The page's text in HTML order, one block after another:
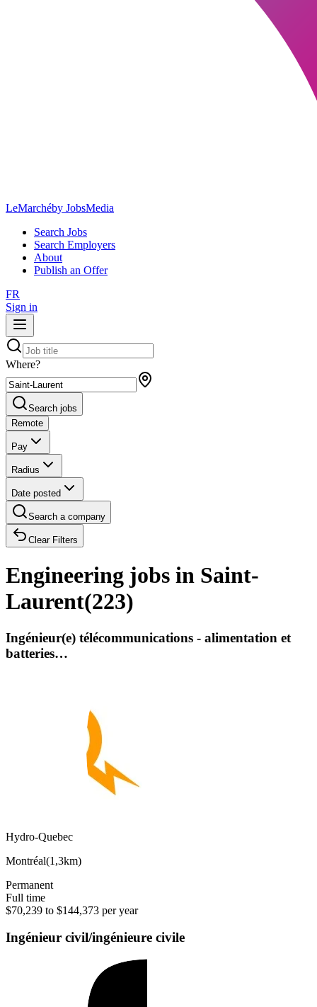
LeMarchéby JobsMedia
Search Jobs
Search Employers
About
Publish an Offer
FR
Sign in
Where?
Search jobs
Remote
Pay
Radius
Date posted
Search a company
Clear Filters
Engineering jobs in Saint-
Laurent(223)
Ingénieur(e) télécommunications - alimentation et
batteries…
Hydro-Quebec
Montréal(1,3km)
Permanent
Full time
$70,239 to $144,373 per year
Ingénieur civil/ingénieure civile